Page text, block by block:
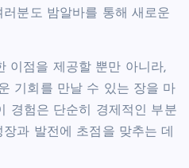
분도 밤알바를 통해 새로운
이점을 제공할 뿐만 아니라,
기회를 만날 수 있는 장을 마
경험은 단순히 경제적인 부분
과 발전에 초점을 맞추는 데